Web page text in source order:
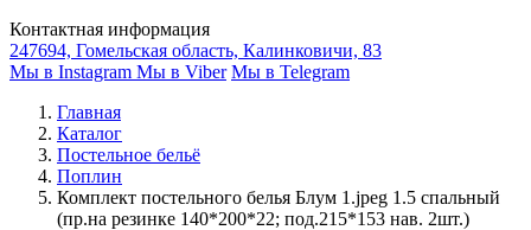
Контактная информация
247694, Гомельская область, Калинковичи, 83
Мы в Instagram Мы в Viber Мы в Telegram
Главная
Каталог
Постельное бельё
Поплин
Комплект постельного белья Блум 1.jpeg 1.5 спальный
(пр.на резинке 140*200*22; под.215*153 нав. 2шт.)